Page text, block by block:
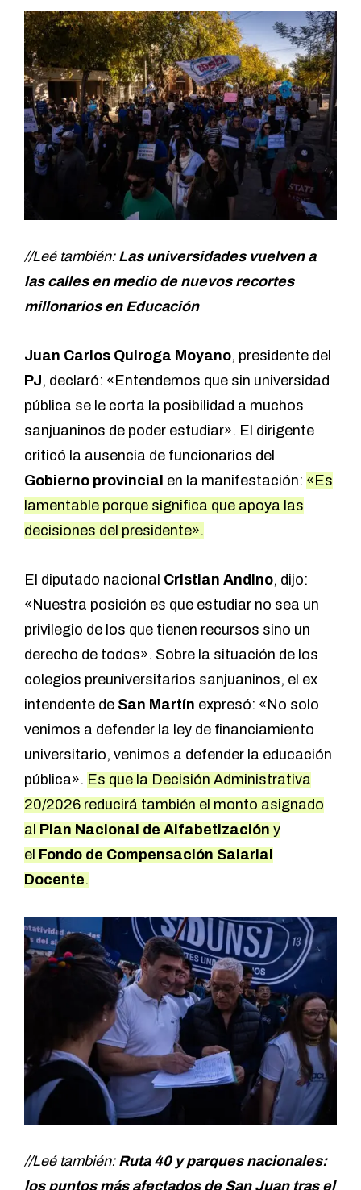
//Leé también: Las universidades vuelven a
las calles en medio de nuevos recortes
millonarios en Educación
Juan Carlos Quiroga Moyano, presidente del
PJ, declaró: «Entendemos que sin universidad
pública se le corta la posibilidad a muchos
sanjuaninos de poder estudiar». El dirigente
criticó la ausencia de funcionarios del
Gobierno provincial en la manifestación: «Es
lamentable porque significa que apoya las
decisiones del presidente».
El diputado nacional Cristian Andino, dijo:
«Nuestra posición es que estudiar no sea un
privilegio de los que tienen recursos sino un
derecho de todos». Sobre la situación de los
colegios preuniversitarios sanjuaninos, el ex
intendente de San Martín expresó: «No solo
venimos a defender la ley de financiamiento
universitario, venimos a defender la educación
pública». Es que la Decisión Administrativa
20/2026 reducirá también el monto asignado
al Plan Nacional de Alfabetización y
el Fondo de Compensación Salarial
Docente.
//Leé también: Ruta 40 y parques nacionales:
los puntos más afectados de San Juan tras el